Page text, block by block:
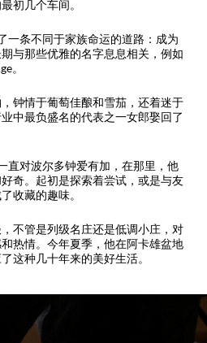
初几个车间。
一条不同于家族命运的道路：成为
与那些优雅的名字息息相关，例如
。
钟情于葡萄佳酿和雪茄，还着迷于
中最负盛名的代表之一女郎娶回了
直对波尔多钟爱有加，在那里，他
奇。起初是探索着尝试，或是与友
收藏的趣味。
不管是列级名庄还是低调小庄，对
热情。今年夏季，他在阿卡雄盆地
这种几十年来的美好生活。